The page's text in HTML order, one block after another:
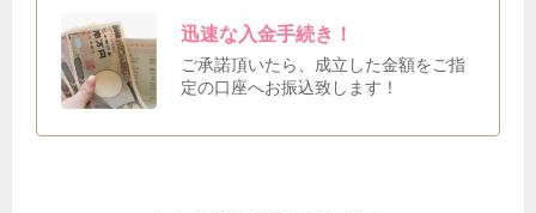
迅速な入金手続き！
ご承諾頂いたら、成立した金額をご指
定の口座へお振込致します！